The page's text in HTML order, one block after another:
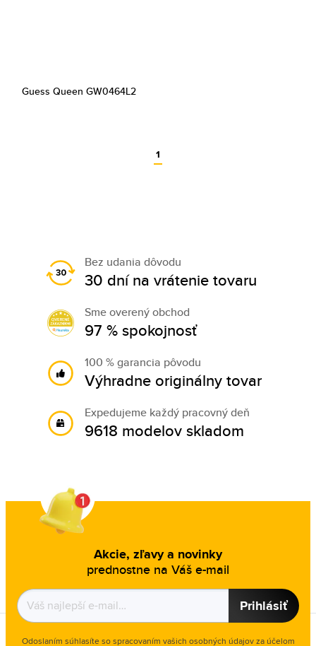
Guess Queen GW0464L2
1
Bez udania dôvodu
30 dní na vrátenie tovaru
Sme overený obchod
97 % spokojnosť
100 % garancia pôvodu
Výhradne originálny tovar
Expedujeme každý pracovný deň
9618 modelov skladom
Akcie, zľavy a novinky
prednostne na Váš e-mail
Prihlásiť
Odoslaním súhlasíte so spracovaním vašich osobných údajov za účelom